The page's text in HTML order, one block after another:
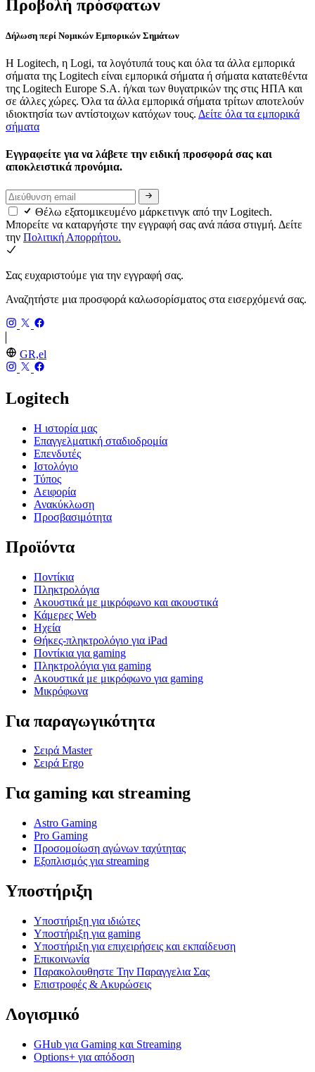
Προβολή πρόσφατων
Δήλωση περί Νομικών Εμπορικών Σημάτων
Η Logitech, η Logi, τα λογότυπά τους και όλα τα άλλα εμπορικά
σήματα της Logitech είναι εμπορικά σήματα ή σήματα κατατεθέντα
της Logitech Europe S.A. ή/και των θυγατρικών της στις ΗΠΑ και
σε άλλες χώρες. Όλα τα άλλα εμπορικά σήματα τρίτων αποτελούν
ιδιοκτησία των αντίστοιχων κατόχων τους. Δείτε όλα τα εμπορικά
σήματα
Εγγραφείτε για να λάβετε την ειδική προσφορά σας και
αποκλειστικά προνόμια.
Θέλω εξατομικευμένο μάρκετινγκ από την Logitech.
Μπορείτε να καταργήστε την εγγραφή σας ανά πάσα στιγμή. Δείτε
την Πολιτική Απορρήτου.
Σας ευχαριστούμε για την εγγραφή σας.
Αναζητήστε μια προσφορά καλωσορίσματος στα εισερχόμενά σας.
GR,el
Logitech
Η ιστορία μας
Επαγγελματική σταδιοδρομία
Επενδυτές
Ιστολόγιο
Τύπος
Αειφορία
Ανακύκλωση
Προσβασιμότητα
Προϊόντα
Ποντίκια
Πληκτρολόγια
Ακουστικά με μικρόφωνο και ακουστικά
Κάμερες Web
Ηχεία
Θήκες-πληκτρολόγιο για iPad
Ποντίκια για gaming
Πληκτρολόγια για gaming
Ακουστικά με μικρόφωνο για gaming
Μικρόφωνα
Για παραγωγικότητα
Σειρά Master
Σειρά Ergo
Για gaming και streaming
Astro Gaming
Pro Gaming
Προσομοίωση αγώνων ταχύτητας
Εξοπλισμός για streaming
Υποστήριξη
Υποστήριξη για ιδιώτες
Υποστήριξη για gaming
Υποστήριξη για επιχειρήσεις και εκπαίδευση
Επικοινωνία
Παρακολουθηστε Την Παραγγελια Σας
Επιστροφές & Ακυρώσεις
Λογισμικό
GHub για Gaming και Streaming
Options+ για απόδοση